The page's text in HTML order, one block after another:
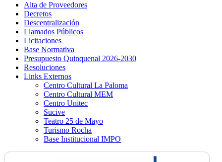
Alta de Proveedores
Decretos
Descentralización
Llamados Públicos
Licitaciones
Base Normativa
Presupuesto Quinquenal 2026-2030
Resoluciones
Links Externos
Centro Cultural La Paloma
Centro Cultural MEM
Centro Unitec
Sucive
Teatro 25 de Mayo
Turismo Rocha
Base Institucional IMPO